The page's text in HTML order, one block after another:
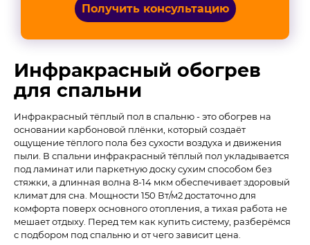
Получить консультацию
Инфракрасный обогрев
для спальни
Инфракрасный тёплый пол в спальню - это обогрев на
основании карбоновой плёнки, который создаёт
ощущение тёплого пола без сухости воздуха и движения
пыли. В спальни инфракрасный тёплый пол укладывается
под ламинат или паркетную доску сухим способом без
стяжки, а длинная волна 8-14 мкм обеспечивает здоровый
климат для сна. Мощности 150 Вт/м2 достаточно для
комфорта поверх основного отопления, а тихая работа не
мешает отдыху. Перед тем как купить систему, разберёмся
с подбором под спальню и от чего зависит цена.